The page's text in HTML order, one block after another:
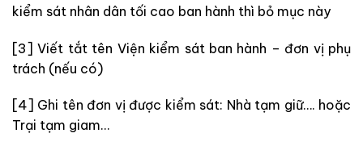
kiểm sát nhân dân tối cao ban hành thì bỏ mục này
[3] Viết tắt tên Viện kiểm sát ban hành – đơn vị phụ
trách (nếu có)
[4] Ghi tên đơn vị được kiểm sát: Nhà tạm giữ…. hoặc
Trại tạm giam…